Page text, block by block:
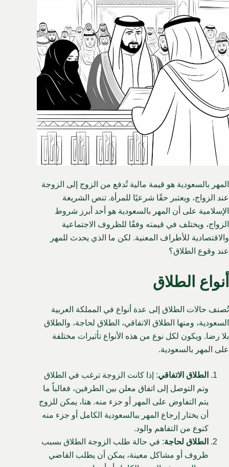
المهر بالسعودية هو قيمة مالية تُدفع من الزوج إلى الزوجة
عند الزواج، ويعتبر حقًا شرعيًا للمرأة. تنص الشريعة
الإسلامية على أن المهر بالسعودية هو أحد أبرز شروط
الزواج، ويختلف في قيمته وفقًا للظروف الاجتماعية
والاقتصادية للأطراف المعنية. لكن ما الذي يحدث للمهر
عند وقوع الطلاق؟
أنواع الطلاق
تُصنف حالات الطلاق إلى عدة أنواع في المملكة العربية
السعودية، ومنها الطلاق الاتفاقي، الطلاق لحاجة، والطلاق
بلا رضا. ويكون لكل نوع من هذه الأنواع تأثيرات مختلفة
على المهر بالسعودية.
الطلاق الاتفاقي: إذا كانت الزوجة ترغب في الطلاق
وتم التوصل إلى اتفاق معلن بين الطرفين، فغالباً ما
يتم التفاوض على المهر أو جزء منه. هنا، يمكن للزوج
أن يختار إرجاع المهر ببالسعودية الكامل أو جزء منه
كنوع من التفاهم والود.
الطلاق لحاجة: في حالة طلب الزوجة الطلاق بسبب
ظروف أو مشاكل معينة، يمكن أن يطلب القاضي